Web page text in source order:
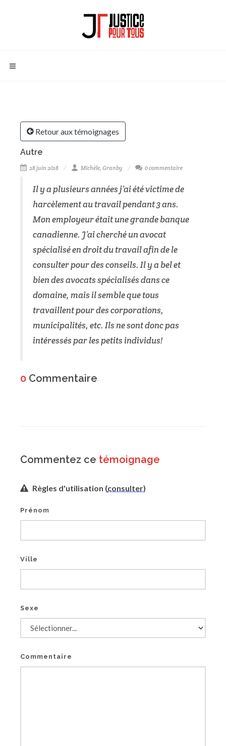
Retour aux témoignages
Autre
28 juin 2018 Michèle, Granby 0 commentaire
Il y a plusieurs années j’ai été victime de
harcèlement au travail pendant 3 ans.
Mon employeur était une grande banque
canadienne. J’ai cherché un avocat
spécialisé en droit du travail afin de le
consulter pour des conseils. Il y a bel et
bien des avocats spécialisés dans ce
domaine, mais il semble que tous
travaillent pour des corporations,
municipalités, etc. Ils ne sont donc pas
intéressés par les petits individus!
0 Commentaire
Commentez ce témoignage
Règles d'utilisation (consulter)
Prénom
Ville
Sexe
Commentaire